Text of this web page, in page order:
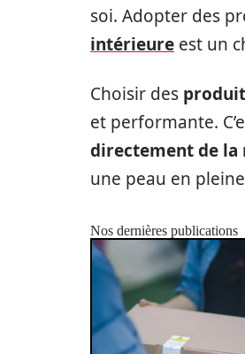
soi. Adopter des
intérieure est un
Choisir des
et performante.
directement de la
une peau en
Nos dernières publications